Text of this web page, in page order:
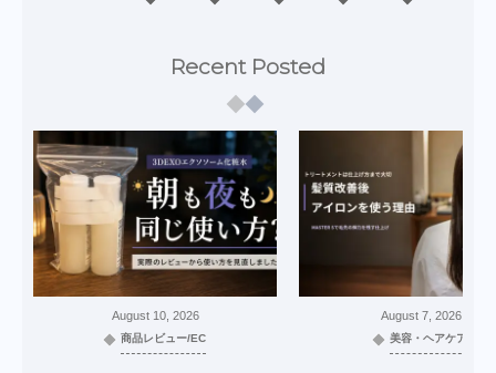
Recent Posted
August 10, 2026
商品レビュー/EC
August 7, 2026
美容・ヘアケア